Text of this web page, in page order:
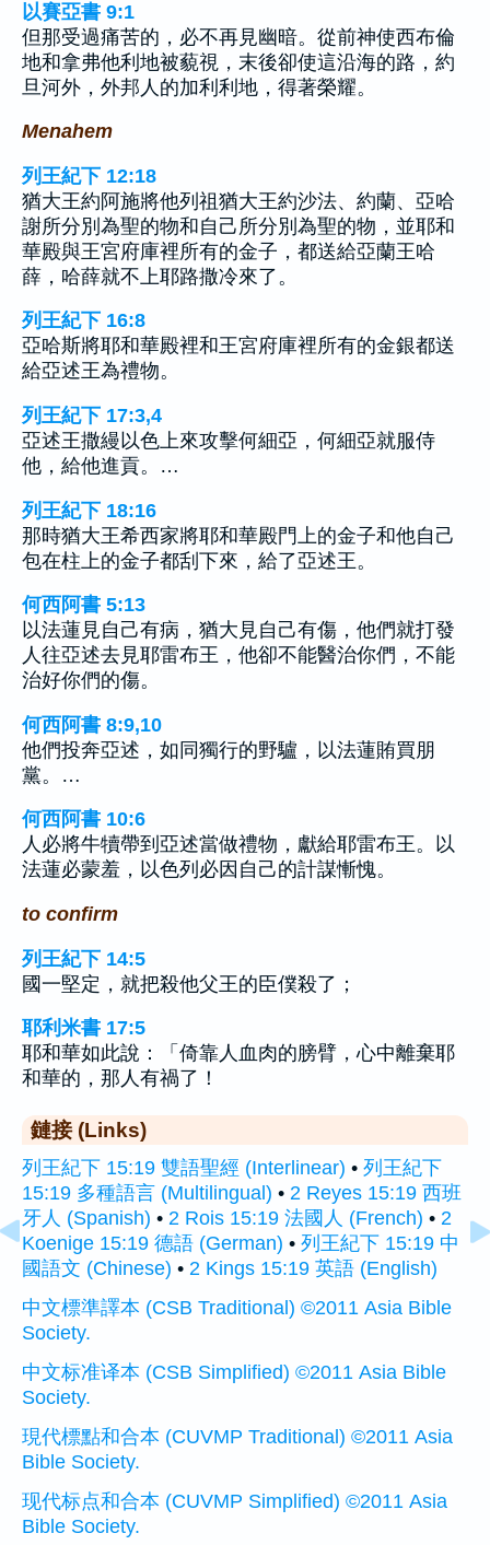
以賽亞書 9:1
但那受過痛苦的，必不再見幽暗。從前神使西布倫
地和拿弗他利地被藐視，末後卻使這沿海的路，約
旦河外，外邦人的加利利地，得著榮耀。
Menahem
列王紀下 12:18
猶大王約阿施將他列祖猶大王約沙法、約蘭、亞哈
謝所分別為聖的物和自己所分別為聖的物，並耶和
華殿與王宮府庫裡所有的金子，都送給亞蘭王哈
薛，哈薛就不上耶路撒冷來了。
列王紀下 16:8
亞哈斯將耶和華殿裡和王宮府庫裡所有的金銀都送
給亞述王為禮物。
列王紀下 17:3,4
亞述王撒縵以色上來攻擊何細亞，何細亞就服侍
他，給他進貢。…
列王紀下 18:16
那時猶大王希西家將耶和華殿門上的金子和他自己
包在柱上的金子都刮下來，給了亞述王。
何西阿書 5:13
以法蓮見自己有病，猶大見自己有傷，他們就打發
人往亞述去見耶雷布王，他卻不能醫治你們，不能
治好你們的傷。
何西阿書 8:9,10
他們投奔亞述，如同獨行的野驢，以法蓮賄買朋
黨。…
何西阿書 10:6
人必將牛犢帶到亞述當做禮物，獻給耶雷布王。以
法蓮必蒙羞，以色列必因自己的計謀慚愧。
to confirm
列王紀下 14:5
國一堅定，就把殺他父王的臣僕殺了；
耶利米書 17:5
耶和華如此說：「倚靠人血肉的膀臂，心中離棄耶
和華的，那人有禍了！
鏈接 (Links)
列王紀下 15:19 雙語聖經 (Interlinear) • 列王紀下
15:19 多種語言 (Multilingual) • 2 Reyes 15:19 西班
牙人 (Spanish) • 2 Rois 15:19 法國人 (French) • 2
Koenige 15:19 德語 (German) • 列王紀下 15:19 中
國語文 (Chinese) • 2 Kings 15:19 英語 (English)
中文標準譯本 (CSB Traditional) ©2011 Asia Bible
Society.
中文标准译本 (CSB Simplified) ©2011 Asia Bible
Society.
現代標點和合本 (CUVMP Traditional) ©2011 Asia
Bible Society.
现代标点和合本 (CUVMP Simplified) ©2011 Asia
Bible Society.